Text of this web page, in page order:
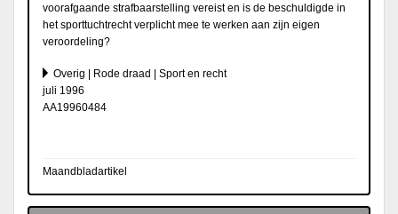
voorafgaande strafbaarstelling vereist en is de beschuldigde in
het sporttuchtrecht verplicht mee te werken aan zijn eigen
veroordeling?
Overig | Rode draad | Sport en recht
juli 1996
AA19960484
Maandbladartikel